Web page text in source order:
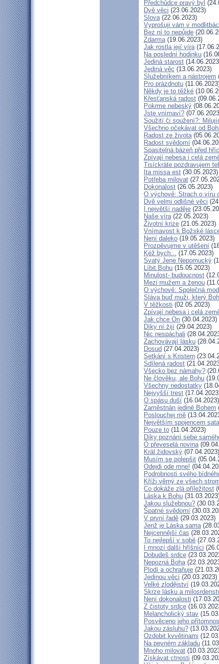
Předchůdce pravý byl
Dvě věci (23.06.2023)
Slova(22.06.2023)
Vyprošuji vám v
Bez ní to nepůjde
Zdarma(19.06.2023)
Jak rostla její víra
Na poslední hodinku
Jediná starost
Jediná věc (13.06.2023)
Služebníkem a nástrojem
Pro prázdnotu
Někdy je to těžké
Křesťanská radost
Pokrme nebeský
Jste vnímaví?
Soužití či soužení?:
Všechno očekávat od
Radost ze života
Radost svědomí
Spasitelná bázeň před
Zpívají nebesa i celá
Tisíckráte pozdravujem
Ita missa est (30.05.2023)
Potřeba milovat
Dokonalost (26.05.2023)
O výchově: Strach o víru
Dvě velmi odlišné věci
I největší naděje
Naše víra(22.05.2023)
Životní krize (21.05.2023)
Vnímavost k Božské
Není daleko (19.05.2023)
Prozpěvujme v utěšení
Kéž bych... (17.05.2023)
Svatý Jene Nepomucký
Líbit Bohu (15.05.2023)
Minulost- budoucnost
Mezi mužem a ženou
O výchově: Společná
Sláva buď muži, který
V těžkosti (02.05.2023)
Zpívají nebesa i celá
Jak chce On (30.04.2023)
Díky ní žijí (29.04.2023)
Nic nespáchali
Zachovávají lásku
Dosud (27.04.2023)
Setkání s Kristem
Sdílená radost
Všecko bez námahy?
Ne člověku, ale Bohu
Všechny nedostatky
Nejvyšší trest
O spásu duší (16.04.2023)
Zaměstnán jedině Bohem
Poslouchej mě
Největším spojencem
Pouze to (11.04.2023)
Díky poznání sebe
Ó převeselá novina
Král židovský (07.04.2023)
Musím se polepšit
Odejdi ode mne!
Podrobnosti svého
Kříži věrný ze všech
Co dokáže zlá příležitost
Láska k Bohu
Jakou služebnou?
Špatné svědomí
V první řadě (29.03.2023)
Jenž je Láska sama
Nejcennější čas
To nejlepší v sobě
I mnozí další hříšníci
Dobudeš srdce
Nepozná Boha
Plodí a ochraňuje
Jedinou věcí (20.03.2023)
Velké zlodějství
Skrze lásku a
Není dokonalosti
Z čistoty srdce
Melancholický stav
Posvěceno jeho
Jakou zásluhu?
Ozdobit kvvětinami
Na pevném základu
Mnoho milovat
Získávat ctnosti